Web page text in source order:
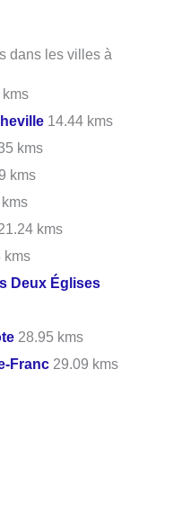
dans les villes à
kms
14.44 kms
kms
kms
kms
kms
Deux Églises
28.95 kms
Franc 29.09 kms